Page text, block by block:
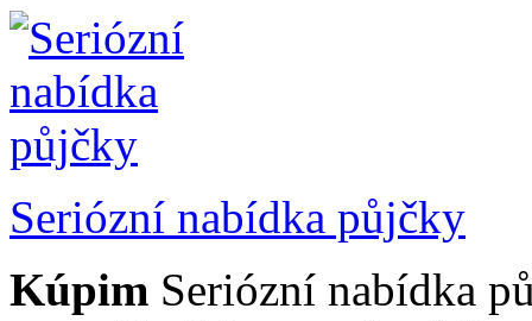
Seriózní nabídka půjčky
Kúpim Seriózní nabídka